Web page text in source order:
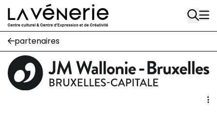
Aller au contenu principal
Rue Gratès, 3
1170 Watermael-Boitsfort
02 663 85 50
Écuries
Place Gilson, 3
1170 Watermael-Boitsfort
partenaires